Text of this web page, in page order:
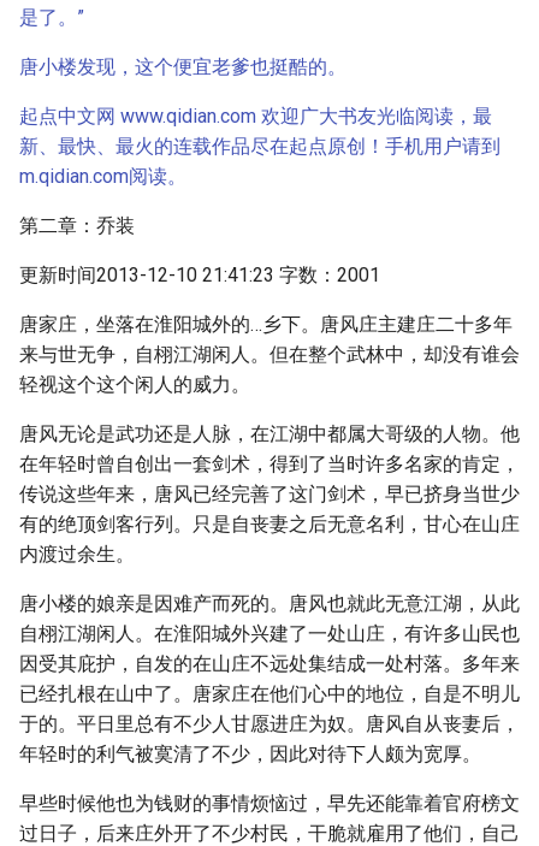
是了。”
唐小楼发现，这个便宜老爹也挺酷的。
起点中文网 www.qidian.com 欢迎广大书友光临阅读，最
新、最快、最火的连载作品尽在起点原创！ 手机用户请到
m.qidian.com阅读。
第二章：乔装
更新时间2013-12-10 21:41:23 字数：2001
唐家庄，坐落在淮阳城外的…乡下。唐风庄主建庄二十多年
来与世无争，自栩江湖闲人。但在整个武林中，却没有谁会
轻视这个这个闲人的威力。
唐风无论是武功还是人脉，在江湖中都属大哥级的人物。他
在年轻时曾自创出一套剑术，得到了当时许多名家的肯定，
传说这些年来，唐风已经完善了这门剑术，早已挤身当世少
有的绝顶剑客行列。只是自丧妻之后无意名利，甘心在山庄
内渡过余生。
唐小楼的娘亲是因难产而死的。唐风也就此无意江湖，从此
自栩江湖闲人。在淮阳城外兴建了一处山庄，有许多山民也
因受其庇护，自发的在山庄不远处集结成一处村落。多年来
已经扎根在山中了。唐家庄在他们心中的地位，自是不明儿
于的。平日里总有不少人甘愿进庄为奴。唐风自从丧妻后，
年轻时的利气被寞清了不少，因此对待下人颇为宽厚。
早些时候他也为钱财的事情烦恼过，早先还能靠着官府榜文
过日子，后来庄外开了不少村民，干脆就雇用了他们，自己